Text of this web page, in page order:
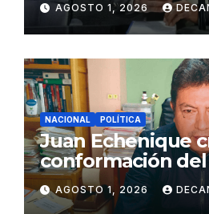
Juliaca
AGOSTO 1, 2026
NACIONAL POLÍTICA
Juan Echenique
conformación
gabinete
Fujimori
AGOSTO 1, 2026